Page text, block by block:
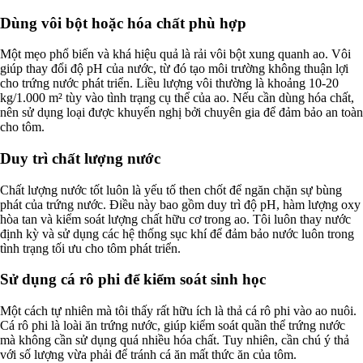
Dùng vôi bột hoặc hóa chất phù hợp
Một mẹo phổ biến và khá hiệu quả là rải vôi bột xung quanh ao. Vôi
giúp thay đổi độ pH của nước, từ đó tạo môi trường không thuận lợi
cho trứng nước phát triển. Liều lượng vôi thường là khoảng 10-20
kg/1.000 m² tùy vào tình trạng cụ thể của ao. Nếu cần dùng hóa chất,
nên sử dụng loại được khuyến nghị bởi chuyên gia để đảm bảo an toàn
cho tôm.
Duy trì chất lượng nước
Chất lượng nước tốt luôn là yếu tố then chốt để ngăn chặn sự bùng
phát của trứng nước. Điều này bao gồm duy trì độ pH, hàm lượng oxy
hòa tan và kiểm soát lượng chất hữu cơ trong ao. Tôi luôn thay nước
định kỳ và sử dụng các hệ thống sục khí để đảm bảo nước luôn trong
tình trạng tối ưu cho tôm phát triển.
Sử dụng cá rô phi để kiểm soát sinh học
Một cách tự nhiên mà tôi thấy rất hữu ích là thả cá rô phi vào ao nuôi.
Cá rô phi là loài ăn trứng nước, giúp kiểm soát quần thể trứng nước
mà không cần sử dụng quá nhiều hóa chất. Tuy nhiên, cần chú ý thả
với số lượng vừa phải để tránh cá ăn mất thức ăn của tôm.